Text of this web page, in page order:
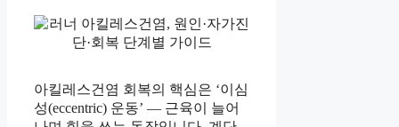
아킬레스건염 회복의 핵심은 ‘이심
성(eccentric) 운동’ — 근육이 늘어